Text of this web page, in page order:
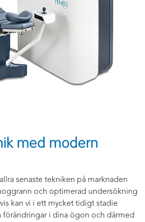
med modern
senaste tekniken på marknaden
och optimerad undersökning
kan vi i ett mycket tidigt stadie
förändringar i dina ögon och därmed